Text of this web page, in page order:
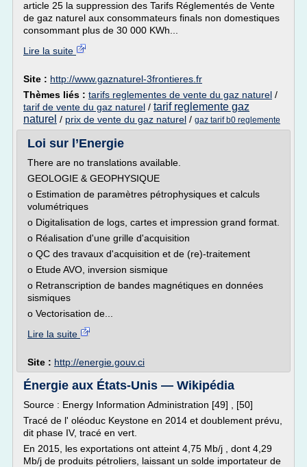
article 25 la suppression des Tarifs Réglementés de Vente
de gaz naturel aux consommateurs finals non domestiques
consommant plus de 30 000 KWh...
Lire la suite
Site : http://www.gaznaturel-3frontieres.fr
Thèmes liés : tarifs reglementes de vente du gaz naturel /
tarif de vente du gaz naturel / tarif reglemente gaz
naturel / prix de vente du gaz naturel / gaz tarif b0 reglemente
Loi sur l’Energie
There are no translations available.
GEOLOGIE & GEOPHYSIQUE
o Estimation de paramètres pétrophysiques et calculs
volumétriques
o Digitalisation de logs, cartes et impression grand format.
o Réalisation d'une grille d'acquisition
o QC des travaux d'acquisition et de (re)-traitement
o Etude AVO, inversion sismique
o Retranscription de bandes magnétiques en données
sismiques
o Vectorisation de...
Lire la suite
Site : http://energie.gouv.ci
Énergie aux États-Unis — Wikipédia
Source : Energy Information Administration [49] , [50]
Tracé de l' oléoduc Keystone en 2014 et doublement prévu,
dit phase IV, tracé en vert.
En 2015, les exportations ont atteint 4,75 Mb/j , dont 4,29
Mb/j de produits pétroliers, laissant un solde importateur de